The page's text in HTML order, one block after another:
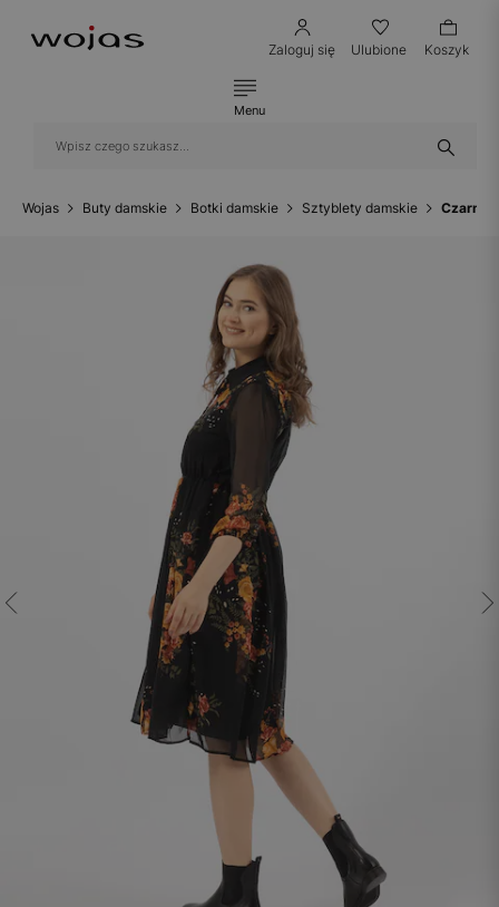
Zaloguj się Ulubione Koszyk
Menu
Wojas Buty damskie Botki damskie Sztyblety damskie Czarne